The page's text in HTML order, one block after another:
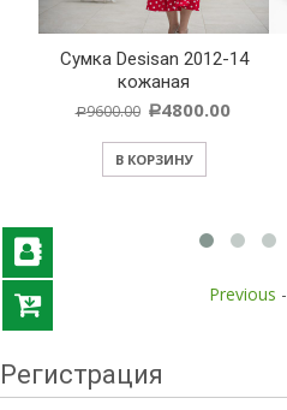
Cумка Desisan 2012-14
кожаная
Р9600.00 Р4800.00
В КОРЗИНУ
Previous -
Регистрация